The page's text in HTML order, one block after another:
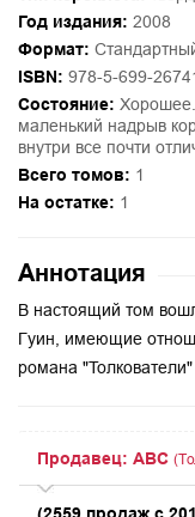
Год издания: 2008
Формат:
ISBN: 978-5-699-
Состояние:
маленький надрыв
внутри все почти
Всего томов: 1
На остатке: 1
Аннотация
В настоящий том
Гуин, имеющие
романа
Продавец: ABC